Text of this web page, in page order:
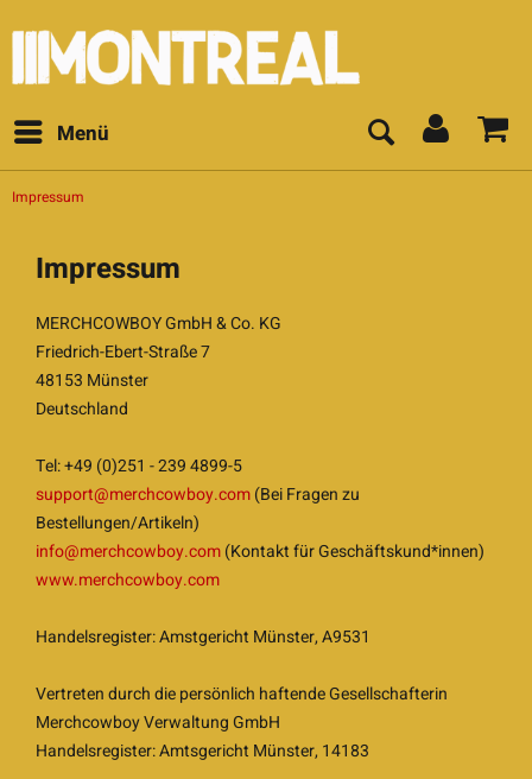
Menü
Impressum
Impressum
MERCHCOWBOY GmbH & Co. KG
Friedrich-Ebert-Straße 7
48153 Münster
Deutschland
Tel: +49 (0)251 - 239 4899-5
support@merchcowboy.com(Bei Fragen zu
Bestellungen/Artikeln)
info@merchcowboy.com(Kontakt für Geschäftskund*innen)
www.merchcowboy.com
Handelsregister: Amstgericht Münster, A9531
Vertreten durch die persönlich haftende Gesellschafterin
Merchcowboy Verwaltung GmbH
Handelsregister: Amtsgericht Münster, 14183